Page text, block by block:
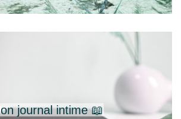
journal intime 📖